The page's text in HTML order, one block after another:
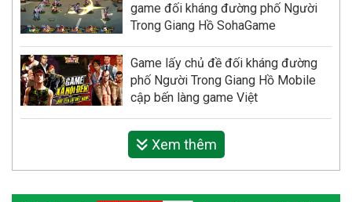
game đối kháng đường phố Người
Trong Giang Hồ SohaGame
Game lấy chủ đề đối kháng đường
phố Người Trong Giang Hồ Mobile
cập bến làng game Việt
Xem thêm